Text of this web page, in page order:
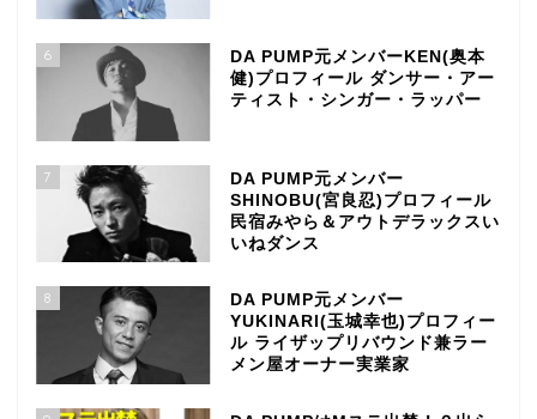
6
DA PUMP元メンバーKEN(奥本
健)プロフィール ダンサー・アー
ティスト・シンガー・ラッパー
7
DA PUMP元メンバー
SHINOBU(宮良忍)プロフィール
民宿みやら＆アウトデラックスい
いねダンス
8
DA PUMP元メンバー
YUKINARI(玉城幸也)プロフィー
ル ライザップリバウンド兼ラー
メン屋オーナー実業家